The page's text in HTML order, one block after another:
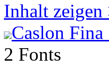
Inhalt zeigen
Caslon
2 Fonts